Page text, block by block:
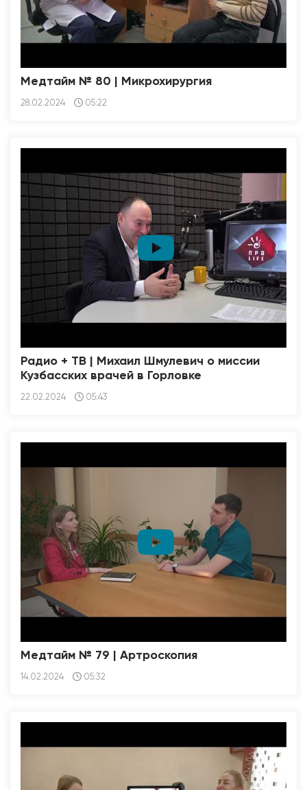
Медтайм № 80 | Микрохирургия
28.02.2024 05:22
Радио + ТВ | Михаил Шмулевич о миссии
Кузбасских врачей в Горловке
22.02.2024 05:43
Медтайм № 79 | Артроскопия
14.02.2024 05:32